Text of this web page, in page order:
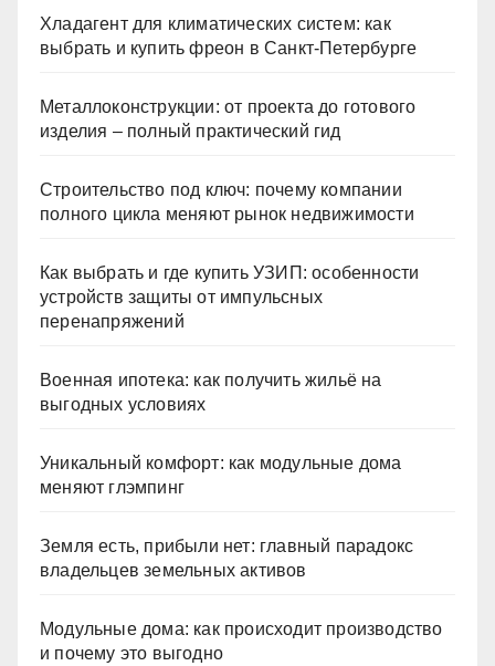
Хладагент для климатических систем: как
выбрать и купить фреон в Санкт-Петербурге
Металлоконструкции: от проекта до готового
изделия – полный практический гид
Строительство под ключ: почему компании
полного цикла меняют рынок недвижимости
Как выбрать и где купить УЗИП: особенности
устройств защиты от импульсных
перенапряжений
Военная ипотека: как получить жильё на
выгодных условиях
Уникальный комфорт: как модульные дома
меняют глэмпинг
Земля есть, прибыли нет: главный парадокс
владельцев земельных активов
Модульные дома: как происходит производство
и почему это выгодно